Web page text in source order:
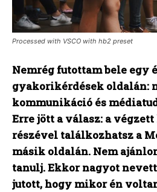
Processed with VSCO with hb2 preset
Nemrég futottam bele egy
gyakorikérdések oldalán:
kommunikáció és
Erre jött a válasz: a
részével találkozhatsz a
másik oldalán. Nem
tanulj. Ekkor nagyot
jutott, hogy mikor én